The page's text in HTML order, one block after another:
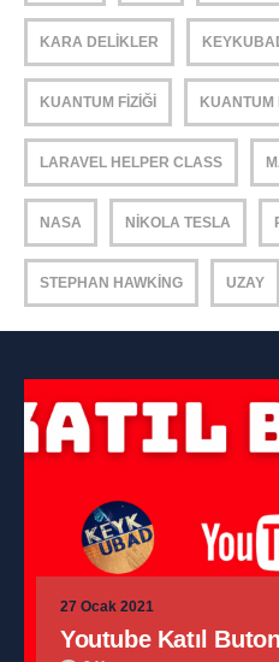
KARA DELIKLER
KUANTUM FIZIĞI KUANTUM
LARAVEL HELPER CLASS
NASA NIKOLA TESLA
STEPHAN HAWKING UZAY
27 Ocak 2021
Youtube Katıl